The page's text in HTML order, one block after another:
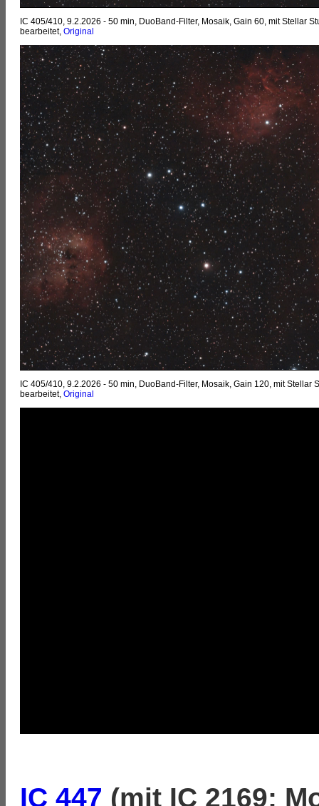
IC 405/410, 9.2.2026 - 50 min, DuoBand-Filter, Mosaik, Gain 60, mit Stellar
bearbeitet, Original
IC 405/410, 9.2.2026 - 50 min, DuoBand-Filter, Mosaik, Gain 120, mit Stellar
bearbeitet, Original
IC 447 (mit IC 2169;